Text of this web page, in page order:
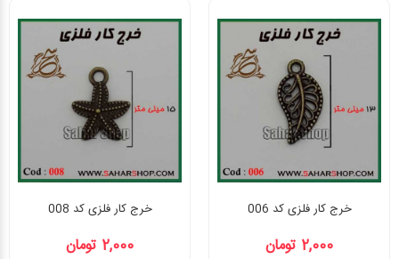
خرج کار فلزی کد 006
2,000 تومان
خرج کار فلزی کد 008
2,000 تومان